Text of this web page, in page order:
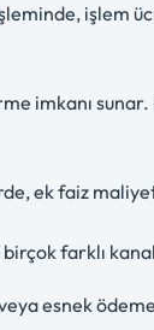
işlem
imkanı
ek faiz
farklı
esnek